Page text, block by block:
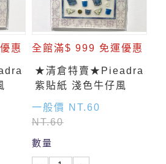
惠 全館滿$ 999 免運優惠
★清倉特賣★Pieadra
紫貼紙 淺色牛仔風
一般價 NT.60
NT.60
數量